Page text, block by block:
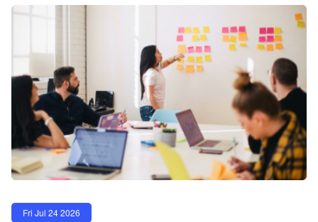
Fri Jul 24 2026